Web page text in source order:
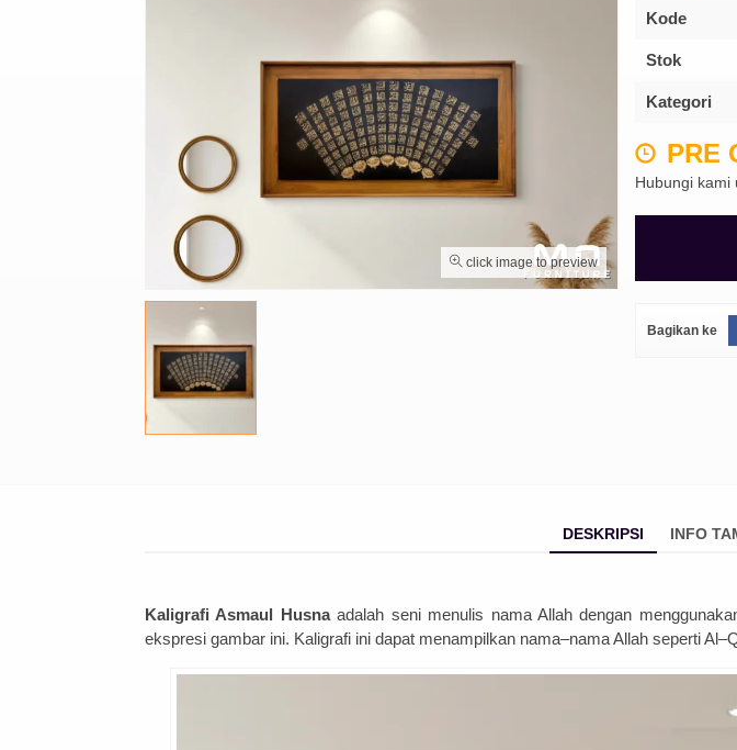
click image to preview
Kode
Stok
Kategori
PRE
Hubungi
Bagikan ke
DESKRIPSI INFO
Kaligrafi Asmaul Husnaadalah senimenulis namaAllahdengan menggunak
ekspresi gambar ini. Kaligrafi ini dapat menampilkan nama–namaAllah sepertiAl–